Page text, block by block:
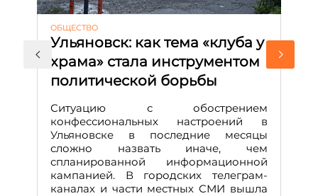
ОБЩЕСТВО
Ульяновск: как тема «клуба у
храма» стала инструментом
политической борьбы
Ситуацию с обострением
конфессиональных настроений в
Ульяновске в последние месяцы
сложно назвать иначе, чем
спланированной информационной
кампанией. В городских телеграм-
каналах и части местных СМИ вышла